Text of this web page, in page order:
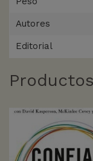
Autores
Editorial